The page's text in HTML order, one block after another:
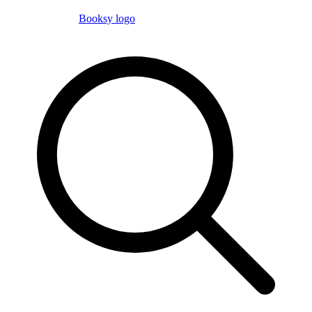
Booksy logo